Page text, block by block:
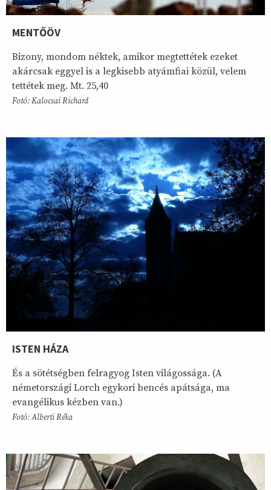
MENTŐÖV
Bizony, mondom néktek, amikor megtettétek ezeket
akárcsak eggyel is a legkisebb atyámfiai közül, velem
tettétek meg. Mt. 25,40
Fotó: Kalocsai Richard
ISTEN HÁZA
És a sötétségben felragyog Isten világossága. (A
németországi Lorch egykori bencés apátsága, ma
evangélikus kézben van.)
Fotó: Alberti Réka